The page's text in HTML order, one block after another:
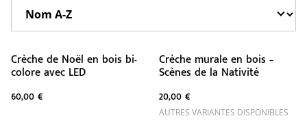
Crèche de Noël en bois bi-
colore avec LED
60,00 €
Crèche murale en bois –
Scènes de la Nativité
20,00 €
AUTRES VARIANTES DISPONIBLES